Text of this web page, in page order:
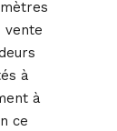
vente
à
à
ce